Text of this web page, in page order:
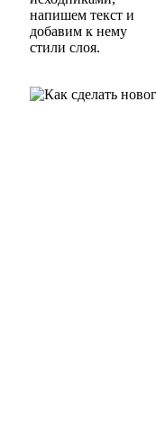
напишем текст и
добавим к нему
стили слоя.